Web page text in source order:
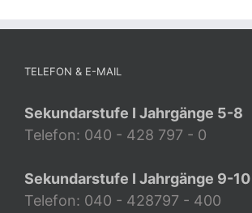
TELEFON & E-MAIL
Sekundarstufe I Jahrgänge 5-8
Telefon: 040 - 428 797 - 0
Sekundarstufe I Jahrgänge 9-10
Telefon: 040 - 428797 - 400